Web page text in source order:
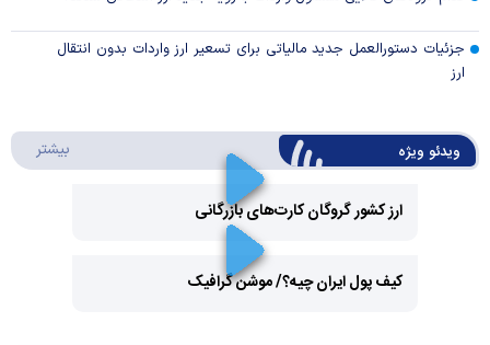
جزئیات دستورالعمل جدید مالیاتی برای تسعیر ارز واردات بدون انتقال
ارز
ویدئو ویژه بیشتر
ارز کشور گروگان کارت‌های بازرگانی
کیف پول ایران چیه؟/ موشن گرافیک